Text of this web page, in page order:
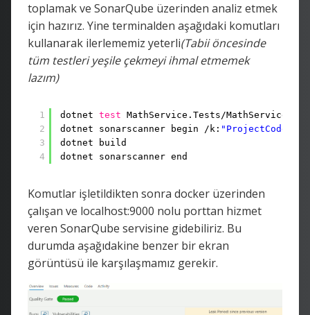
toplamak ve SonarQube üzerinden analiz etmek
için hazırız. Yine terminalden aşağıdaki komutları
kullanarak ilerlememiz yeterli(Tabii öncesinde
tüm testleri yeşile çekmeyi ihmal etmemek
lazım)
1
2
3
4
dotnet test MathService.Tests/MathService
dotnet sonarscanner begin /k :
dotnet build
dotnet sonarscanner end
Komutlar işletildikten sonra docker üzerinden
çalışan ve localhost:9000 nolu porttan hizmet
veren SonarQube servisine gidebiliriz. Bu
durumda aşağıdakine benzer bir ekran
görüntüsü ile karşılaşmamız gerekir.